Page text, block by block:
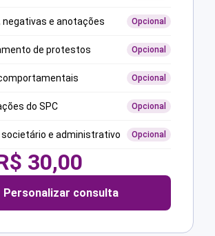
negativas e anotações Opcional
de protestos Opcional
Opcional
do SPC Opcional
societário e administrativo Opcional
30,00
Personalizar consulta